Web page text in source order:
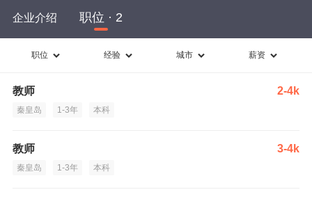
企业介绍 职位 · 2
职位 经验 城市 薪资
教师 2-4k
秦皇岛 1-3年 本科
教师 3-4k
秦皇岛 1-3年 本科